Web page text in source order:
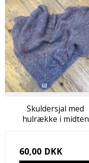
Skuldersjal med
hulrække i midten
60,00 DKK